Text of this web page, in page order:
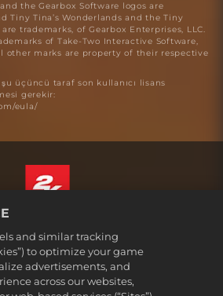
the Gearbox Software logos are
Tiny Tina’s Wonderlands and the Tiny
trademarks, of Gearbox Enterprises, LLC.
of Take-Two Interactive Software,
other marks are property of their respective
üçüncü taraf son kullanıcı lisans
gerekir:
eula/
Hizmet Şartları
Gizlilik Politikası
Çerez Politikası
Türkçe
and similar tracking
to optimize your game
advertisements, and
across our websites,